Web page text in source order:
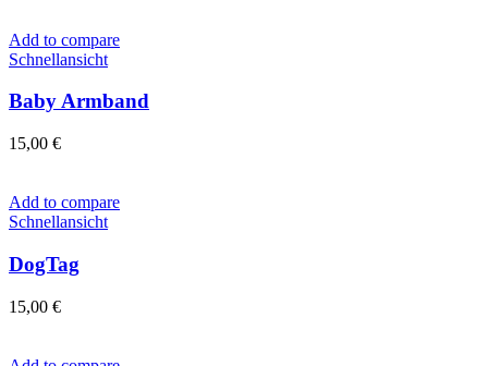
Add to compare
Schnellansicht
Baby Armband
15,00 €
Add to compare
Schnellansicht
DogTag
15,00 €